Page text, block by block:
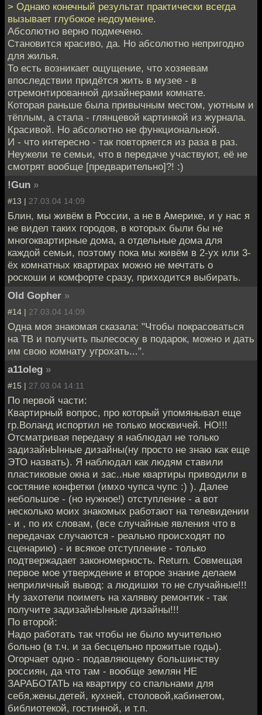
> Однако конечный результат практически всегда
вызывает глубокое недоумение.
Абсолютно верно подмечено.
Становится красиво, да. Но абсолютно непригодно
для жилья.
То есть возникает ощущение, что хозяевам
впоследствии придётся жить в музее - в
отремонтированной дизайнерами комнате.
Которая раньше была привычным местом, уютным и
тёплым, а стала - глянцевой картинкой из журнала.
Красивой. Но абсолютно не функциональной.
И - что интересно - так повторяется из раза в раз.
Неужели те семьи, что в передаче участвуют, её не
смотрят вообще [предварительно]?! :)
!Gun »
#13 | 27.03.04 14:09
Блин, мы живём в России, а не в Америке, и у нас я
не видел таких городов, в которых были бы не
многоквартирные дома, а отдельные дома для
каждой семьи, поэтому пока мы живём в 2-ух или 3-
ёх комнатных квартирах можно не мечтать о
роскоши и комфорте сразу, приходится выбирать.
Old Gopher »
#14 | 27.03.04 14:09
Одна моя знакомая сказала: "Чтобы покрасоваться
на ТВ и получить пылесоску в подарок, можно и дать
им свою комнату угрохать...".
a11oleg »
#15 | 27.03.04 14:11
По первой части:
Квартирный вопрос, про который упомянывал еще
гр.Воланд испортил не только москвичей. НО!!!
Отсматривая передачу я наблюдал не только
задизайнЫнные дизайны(ну просто не знаю как еще
ЭТО назвать). Я наблюдал как людям ставили
пластиковые окна и зас..ные квартиры приводили в
состяние конфетки (имхо чупса чупс :) ). Далее
небольшое - (но нужное!) отступление - а вот
несколько моих знакомых работают на телевидении
- и , по их словам, (все случайные явления что в
передачах случаются - реально происходят по
сценарию) - и всякое отступление - только
подтвержадает закономерность. Return. Совмещая
первое мое утверждение и второе знание делаем
неприличный вывод: а людишки то не случайные!!!
Ну захотели поиметь на халявку ремонтик - так
получите задизайнЫнные дизайны!!!
По второй:
Надо работать так чтобы не было мучительно
больно (в т.ч. и за бесцельно прожитые годы).
Огорчает одно - подавляющему большинству
россиян, да что там - вообще землян НЕ
ЗАРАБОТАТЬ на квартиру со спальнами для
себя,жены,детей, кухней, столовой,кабинетом,
библиотекой, гостинной, и т.п.